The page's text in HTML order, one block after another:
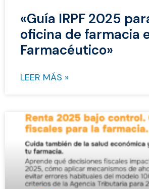
«Guía IRPF 2025
oficina de farmacia
Farmacéutico»
LEER MÁS »